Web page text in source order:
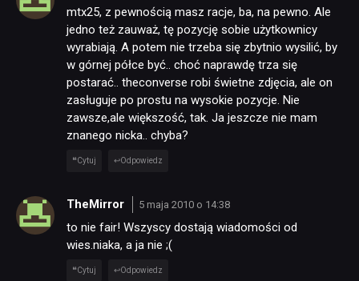
mtx25, z pewnością masz racje, ba, na pewno. Ale
jedno też zauważ, tę pozycję sobie użytkownicy
wyrabiają. A potem nie trzeba się zbytnio wysilić, by
w górnej półce być.. choć naprawdę trza się
postarać.. theconverse robi świetne zdjęcia, ale on
zasługuje po prostu na wysokie pozycje. Nie
zawsze,ale większość, tak. Ja jeszcze nie mam
znanego nicka.. chyba?
Cytuj Odpowiedz
TheMirror 5 maja 2010 o 14:38
to nie fair! Wszyscy dostają wiadomości od
wies.niaka, a ja nie ;(
Cytuj Odpowiedz